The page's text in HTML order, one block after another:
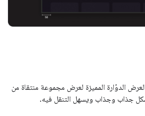
الدوّارة المميزة لعرض مجموعة منتقاة من
جذاب وجذاب ويسهل التنقل فيه.